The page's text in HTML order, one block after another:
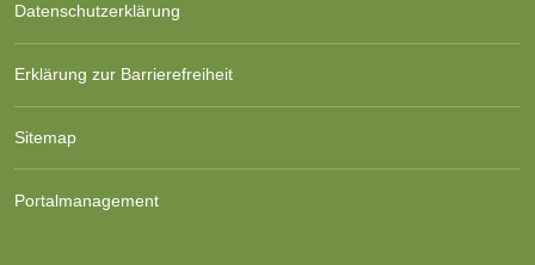
Datenschutzerklärung
Erklärung zur Barrierefreiheit
Sitemap
Portalmanagement